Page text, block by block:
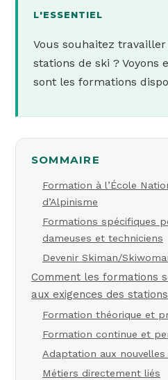
L'ESSENTIEL
Vous souhaitez
stations de ski ? Voyons
sont les formations
SOMMAIRE
Formation à l’École
d’Alpinisme
Formations spécifiques
dameuses et techniciens
Devenir Skiman/
Comment les formations
aux exigences des
Formation théorique et
Formation continue et
Adaptation aux
Métiers directement liés